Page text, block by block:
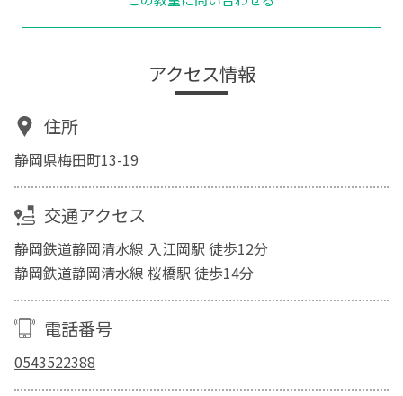
アクセス情報
住所
静岡県梅田町13-19
交通アクセス
静岡鉄道静岡清水線 入江岡駅 徒歩12分
静岡鉄道静岡清水線 桜橋駅 徒歩14分
電話番号
0543522388